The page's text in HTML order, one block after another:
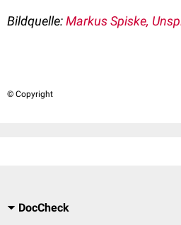
Bildquelle:Markus Spiske,
© Copyright
DocCheck